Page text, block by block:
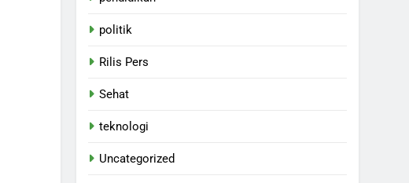
politik
Rilis Pers
Sehat
teknologi
Uncategorized